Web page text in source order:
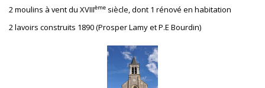
2 moulins à vent du XVIIIème siècle, dont 1 rénové en habitation
2 lavoirs construits 1890 (Prosper Lamy et P.E Bourdin)